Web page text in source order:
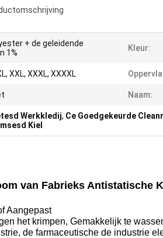
+ de geleidende
1%
Kleur:
XXL, XXXL, XXXXL
Naam:
Werkkledij, Ce Goedgekeurde
Kiel
van Fabrieks Antistatische
Aangepast
het krimpen, Gemakkelijk te
de farmaceutische de industrie